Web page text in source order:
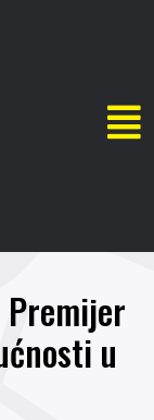
Premijer
u